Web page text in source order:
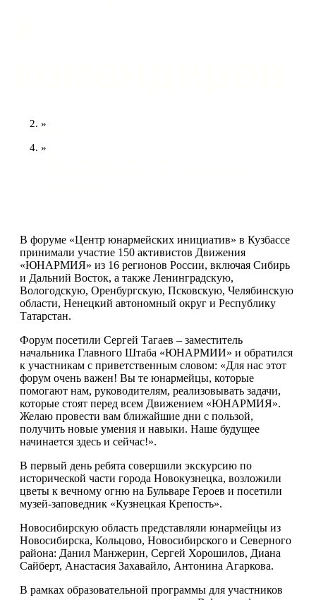
»
»
В форуме «Центр юнармейских инициатив» в Кузбассе
принимали участие 150 активистов Движения
«ЮНАРМИЯ» из 16 регионов России, включая Сибирь
и Дальний Восток, а также Ленинградскую,
Вологодскую, Оренбургскую, Псковскую, Челябинскую
области, Ненецкий автономный округ и Республику
Татарстан.
Форум посетили Сергей Тагаев – заместитель
начальника Главного Штаба «ЮНАРМИИ» и обратился
к участникам с приветственным словом: «Для нас этот
форум очень важен! Вы те юнармейцы, которые
помогают нам, руководителям, реализовывать задачи,
которые стоят перед всем Движением «ЮНАРМИЯ».
Желаю провести вам ближайшие дни с пользой,
получить новые умения и навыки. Наше будущее
начинается здесь и сейчас!».
В первый день ребята совершили экскурсию по
исторической части города Новокузнецка, возложили
цветы к вечному огню на Бульваре Героев и посетили
музей-заповедник «Кузнецкая Крепость».
Новосибирскую область представляли юнармейцы из
Новосибирска, Кольцово, Новосибирского и Северного
района: Данил Манжерин, Сергей Хорошилов, Диана
Сайберт, Анастасия Захавайло, Антонина Агаркова.
В рамках образовательной программы для участников